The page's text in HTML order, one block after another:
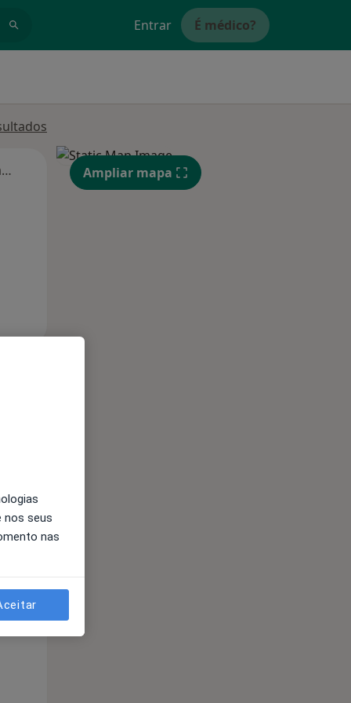
Entrar É médico?
Segunda-feira Qua Qui,
13 Ago
Segunda-feira Ter,
Ampliar mapa
nos seus
nas